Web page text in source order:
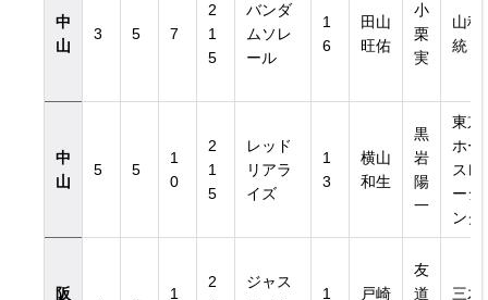
中
山
3 5 7
2
1
5
バンダ
ムソレ
ール
1
6
田山
旺佑
小
栗
実
山科
統
中
山
5 5
1
0
2
1
5
レッド
リアラ
イズ
1
3
横山
和生
黒
岩
陽
一
東京
ホー
スレ
ーシ
ング
阪
1
2
ジャス
1
戸崎
友
道
三木